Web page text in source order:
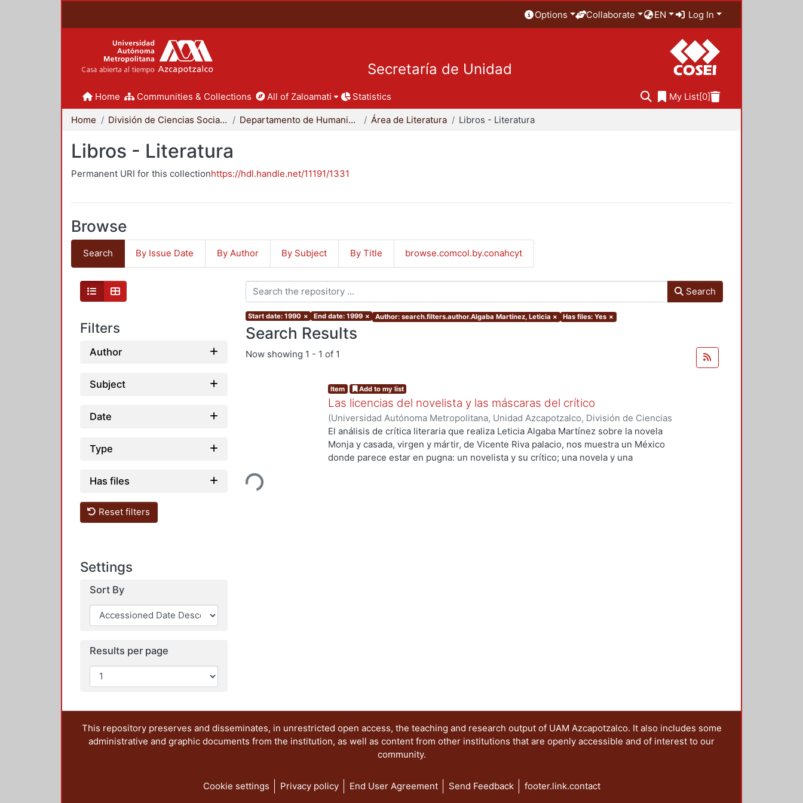
Options Collaborate EN Log In
Secretaría de Unidad
Home Communities & Collections All of Zaloamati Statistics My List[0]
Home División de Ciencias Sociales y Humanidades Departamento de Humanidades Área de Literatura Libros - Literatura
Libros - Literatura
Permanent URI for this collectionhttps://hdl.handle.net/11191/1331
Browse
Search By Issue Date By Author By Subject By Title browse.comcol.by.conahcyt
Filters
Author
Subject
Date
Type
Has files
Reset filters
Settings
Sort By
Results per page
Search
Start date: 1990 × End date: 1999 × Author: search.filters.author.Algaba Martínez, Leticia × Has files: Yes ×
Search Results
Now showing 1 - 1 of 1
Loading...
Item Add to my list
Las licencias del novelista y las máscaras del crítico
(Universidad Autónoma Metropolitana, Unidad Azcapotzalco, División de Ciencias
Sociales y Humanidades, Departamento de Humanidades, Área de Literatura,1997
Algaba Martínez, Leticia
El análisis de crítica literaria que realiza Leticia Algaba Martínez sobre la novela
Monja y casada, virgen y mártir, de Vicente Riva palacio, nos muestra un México
donde parece estar en pugna: un novelista y su crítico; una novela y una
This repository preserves and disseminates, in unrestricted open access, the teaching and research output of UAM Azcapotzalco. It also includes some
administrative and graphic documents from the institution, as well as content from other institutions that are openly accessible and of interest to our
community.
Cookie settings Privacy policy End User Agreement Send Feedback footer.link.contact